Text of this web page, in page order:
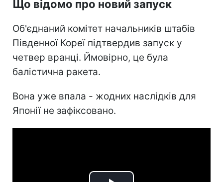
Що відомо про новий запуск
Об'єднаний комітет начальників штабів
Південної Кореї підтвердив запуск у
четвер вранці. Ймовірно, це була
балістична ракета.
Вона уже впала - жодних наслідків для
Японії не зафіксовано.